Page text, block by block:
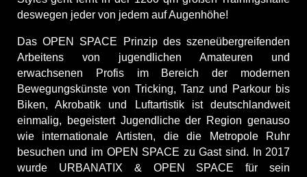
deswegen jeder von jedem auf Augenhöhe!
Das OPEN SPACE Prinzip des szeneübergreifenden
Arbeitens von jugendlichen Amateuren und
erwachsenen Profis im Bereich der modernen
Bewegungskünste von Tricking, Tanz und Parkour bis
Biken, Akrobatik und Luftartistik ist deutschlandweit
einmalig, begeistert Jugendliche der Region genauso
wie internationale Artisten, die die Metropole Ruhr
besuchen und im OPEN SPACE zu Gast sind. In 2017
wurde URBANATIX & OPEN SPACE für sein